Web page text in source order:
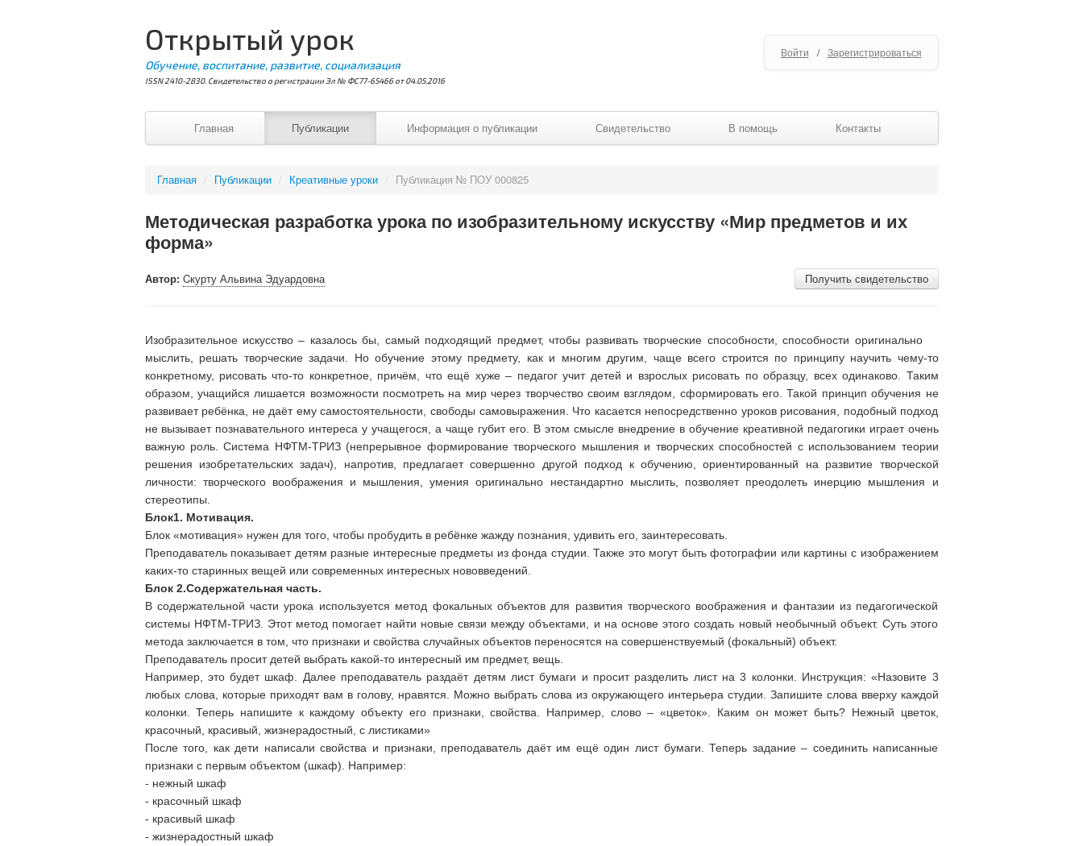
Открытый урок
Обучение, воспитание, развитие, социализация
ISSN 2410-2830. Свидетельство о регистрации Эл № ФС77-65466 от 04.05.2016
Войти / Зарегистрироваться
Главная Публикации Информация о публикации Свидетельство В помощь Контакты
Главная / Публикации / Креативные уроки / Публикация № ПОУ 000825
Методическая разработка урока по изобразительному искусству «Мир предметов и их
форма»
Получить свидетельство
Автор: Cкурту Альвина Эдуардовна
Изобразительное искусство – казалось бы, самый подходящий предмет, чтобы развивать творческие способности, способности оригинально
мыслить, решать творческие задачи. Но обучение этому предмету, как и многим другим, чаще всего строится по принципу научить чему-то
конкретному, рисовать что-то конкретное, причём, что ещё хуже – педагог учит детей и взрослых рисовать по образцу, всех одинаково. Таким
образом, учащийся лишается возможности посмотреть на мир через творчество своим взглядом, сформировать его. Такой принцип обучения не
развивает ребёнка, не даёт ему самостоятельности, свободы самовыражения. Что касается непосредственно уроков рисования, подобный подход
не вызывает познавательного интереса у учащегося, а чаще губит его. В этом смысле внедрение в обучение креативной педагогики играет очень
важную роль. Система НФТМ-ТРИЗ (непрерывное формирование творческого мышления и творческих способностей с использованием теории
решения изобретательских задач), напротив, предлагает совершенно другой подход к обучению, ориентированный на развитие творческой
личности: творческого воображения и мышления, умения оригинально нестандартно мыслить, позволяет преодолеть инерцию мышления и
стереотипы.
Блок1. Мотивация.
Блок «мотивация» нужен для того, чтобы пробудить в ребёнке жажду познания, удивить его, заинтересовать.
Преподаватель показывает детям разные интересные предметы из фонда студии. Также это могут быть фотографии или картины с изображением
каких-то старинных вещей или современных интересных нововведений.
Блок 2.Содержательная часть.
В содержательной части урока используется метод фокальных объектов для развития творческого воображения и фантазии из педагогической
системы НФТМ-ТРИЗ. Этот метод помогает найти новые связи между объектами, и на основе этого создать новый необычный объект. Суть этого
метода заключается в том, что признаки и свойства случайных объектов переносятся на совершенствуемый (фокальный) объект.
Преподаватель просит детей выбрать какой-то интересный им предмет, вещь.
Например, это будет шкаф. Далее преподаватель раздаёт детям лист бумаги и просит разделить лист на 3 колонки. Инструкция: «Назовите 3
любых слова, которые приходят вам в голову, нравятся. Можно выбрать слова из окружающего интерьера студии. Запишите слова вверху каждой
колонки. Теперь напишите к каждому объекту его признаки, свойства. Например, слово – «цветок». Каким он может быть? Нежный цветок,
красочный, красивый, жизнерадостный, с листиками»
После того, как дети написали свойства и признаки, преподаватель даёт им ещё один лист бумаги. Теперь задание – соединить написанные
признаки с первым объектом (шкаф). Например:
- нежный шкаф
- красочный шкаф
- красивый шкаф
- жизнерадостный шкаф